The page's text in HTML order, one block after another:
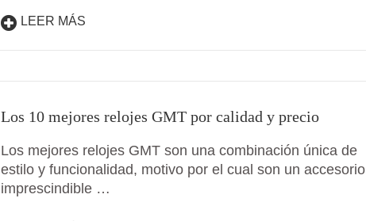
LEER MÁS
Los 10 mejores relojes GMT por calidad y precio
Los mejores relojes GMT son una combinación única de
estilo y funcionalidad, motivo por el cual son un accesorio
imprescindible …